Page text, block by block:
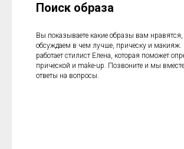
Поиск образа
Вы показываете какие образы вам
обсуждаем в чем лучше, прическу и макияж.
работает стилист Елена, которая поможет
прической и make-up. Позвоните и мы
ответы на вопросы.